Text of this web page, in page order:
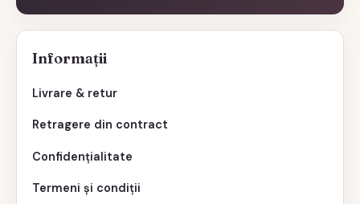
Informații
Livrare & retur
Retragere din contract
Confidențialitate
Termeni și condiții